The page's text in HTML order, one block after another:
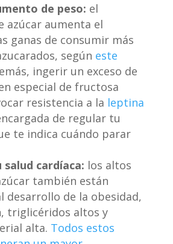
de peso: el
azúcar aumenta el
ganas de consumir más
según este
ingerir un exceso de
especial de fructosa
resistencia a la leptina
de regular tu
te indica cuándo parar
cardíaca: los altos
también están
desarrollo de la obesidad,
triglicéridos altos y
alta. Todos estos